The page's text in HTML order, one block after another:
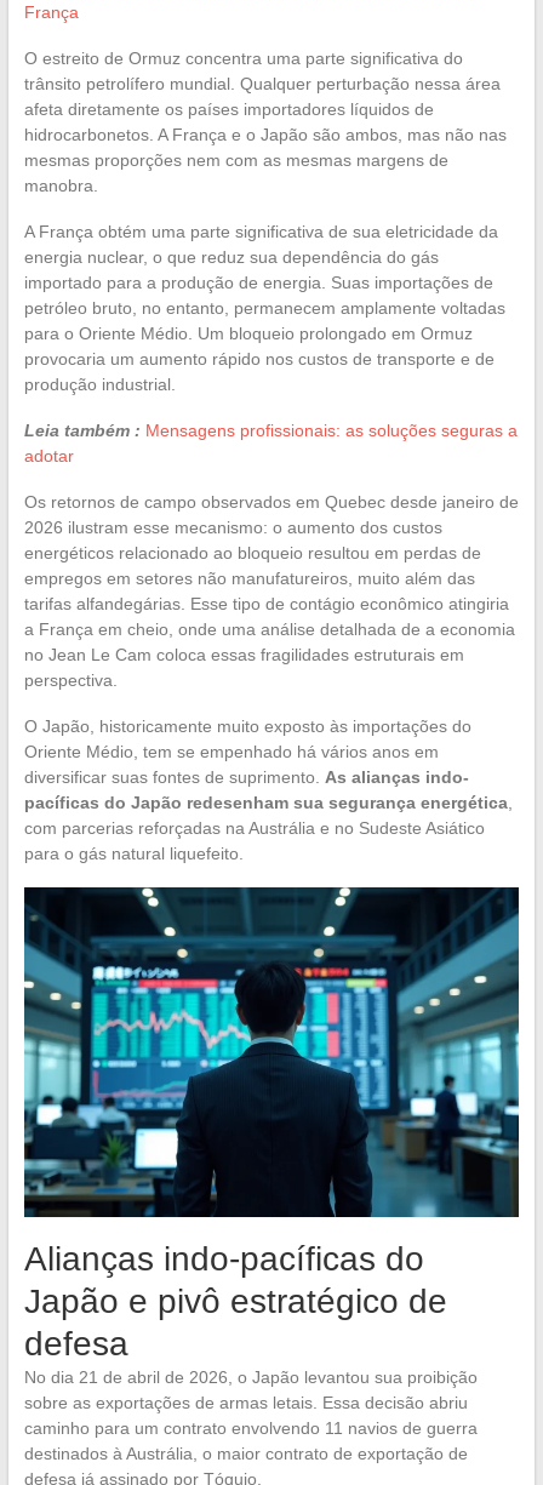
França
O estreito de Ormuz concentra uma parte significativa do
trânsito petrolífero mundial. Qualquer perturbação nessa área
afeta diretamente os países importadores líquidos de
hidrocarbonetos. A França e o Japão são ambos, mas não nas
mesmas proporções nem com as mesmas margens de
manobra.
A França obtém uma parte significativa de sua eletricidade da
energia nuclear, o que reduz sua dependência do gás
importado para a produção de energia. Suas importações de
petróleo bruto, no entanto, permanecem amplamente voltadas
para o Oriente Médio. Um bloqueio prolongado em Ormuz
provocaria um aumento rápido nos custos de transporte e de
produção industrial.
Leia também : Mensagens profissionais: as soluções seguras a
adotar
Os retornos de campo observados em Quebec desde janeiro de
2026 ilustram esse mecanismo: o aumento dos custos
energéticos relacionado ao bloqueio resultou em perdas de
empregos em setores não manufatureiros, muito além das
tarifas alfandegárias. Esse tipo de contágio econômico atingiria
a França em cheio, onde uma análise detalhada de a economia
no Jean Le Cam coloca essas fragilidades estruturais em
perspectiva.
O Japão, historicamente muito exposto às importações do
Oriente Médio, tem se empenhado há vários anos em
diversificar suas fontes de suprimento. As alianças indo-
pacíficas do Japão redesenham sua segurança energética,
com parcerias reforçadas na Austrália e no Sudeste Asiático
para o gás natural liquefeito.
Alianças indo-pacíficas do
Japão e pivô estratégico de
defesa
No dia 21 de abril de 2026, o Japão levantou sua proibição
sobre as exportações de armas letais. Essa decisão abriu
caminho para um contrato envolvendo 11 navios de guerra
destinados à Austrália, o maior contrato de exportação de
defesa já assinado por Tóquio.